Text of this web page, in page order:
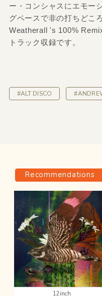
ー・コンシャスにエモー
グベースで非の打ちどこ
Weatherall 's 100%
トラック収録です。
#ALT DISCO
Recommendations
12inch